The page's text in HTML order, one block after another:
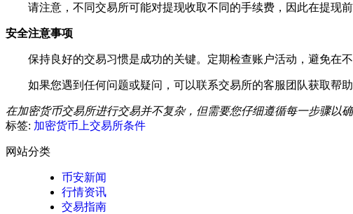
请注意，不同交易所可能对提现收取不同的手续费，因此在提现
安全注意事项
保持良好的交易习惯是成功的关键。定期检查账户活动，避免在
如果您遇到任何问题或疑问，可以联系交易所的客服团队获取帮助
在加密货币交易所进行交易并不复杂，但需要您仔细遵循每一步骤以
标签: 加密货币上交易所条件
网站分类
币安新闻
行情资讯
交易指南